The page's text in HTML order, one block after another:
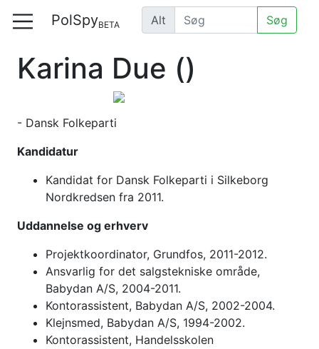
PolSpyBETA Alt Søg
Karina Due ()
- Dansk Folkeparti
Kandidatur
Kandidat for Dansk Folkeparti i Silkeborg
Nordkredsen fra 2011.
Uddannelse og erhverv
Projektkoordinator, Grundfos, 2011-2012.
Ansvarlig for det salgstekniske område,
Babydan A/S, 2004-2011.
Kontorassistent, Babydan A/S, 2002-2004.
Klejnsmed, Babydan A/S, 1994-2002.
Kontorassistent, Handelsskolen